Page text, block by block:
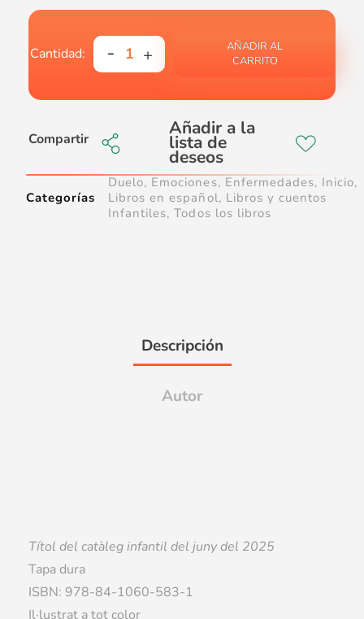
AÑADIR AL
CARRITO
Compartir
Categorías
Duelo, Emociones, Enfermedades, Inicio,
Libros en español, Libros y cuentos
Infantiles,Todos los libros
Descripción
Autor
Títol del catàleg infantil del juny del 2025
Tapa dura
ISBN: 978-84-1060-583-1
Il·lustrat a tot color